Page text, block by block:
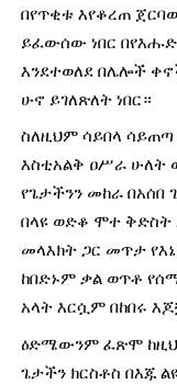
በየጥቂቱ እየቆረጠ
ይፈውሰው ነበር
እንደተወለደ በሌሎች
ሁኖ ይገለጽለት ነበር።
ስለዚህም ሳይበላ
እስቲአልቅ ዐሥራ ሁለት
የጌታችንን መከራ በአሰበ
በላዩ ወድቆ ሞተ
መላእክት ጋር መጥታ
ከበድኑም ቃል ወጥቶ
አላት እርሷም በከበሩ
ዕድሜውንም ፈጽሞ ከዚህ
ጌታችን ክርስቶስ በእጁ